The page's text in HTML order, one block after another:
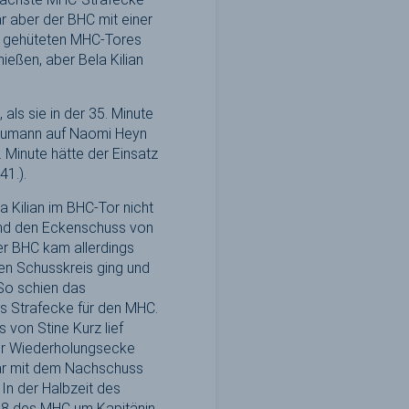
aber der BHC mit einer
MHC-Tores
aber Bela Kilian
sie in der 35. Minute
auf Naomi Heyn
Minute hätte der Einsatz
Kilian im BHC-Tor nicht
den Eckenschuss von
BHC kam allerdings
Schusskreis ging und
schien das
Strafecke für den MHC.
von Stine Kurz lief
Wiederholungsecke
mit dem Nachschuss
der Halbzeit des